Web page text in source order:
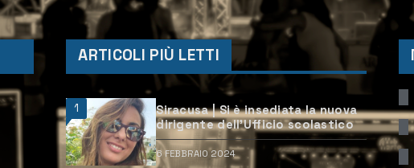
ARTICOLI PIÙ LETTI
1
Siracusa | Si è insediata la nuova
dirigente dell’Ufficio scolastico
6 FEBBRAIO 2024